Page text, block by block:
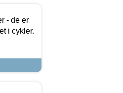
- de er
i cykler.